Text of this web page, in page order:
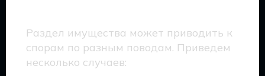
Раздел имущества может приводить к
спорам по разным поводам. Приведем
несколько случаев: